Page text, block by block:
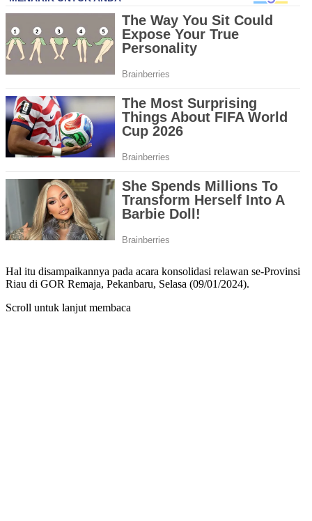
Hal itu disampaikannya pada acara konsolidasi relawan se-Provinsi
Riau di GOR Remaja, Pekanbaru, Selasa (09/01/2024).
Scroll untuk lanjut membaca